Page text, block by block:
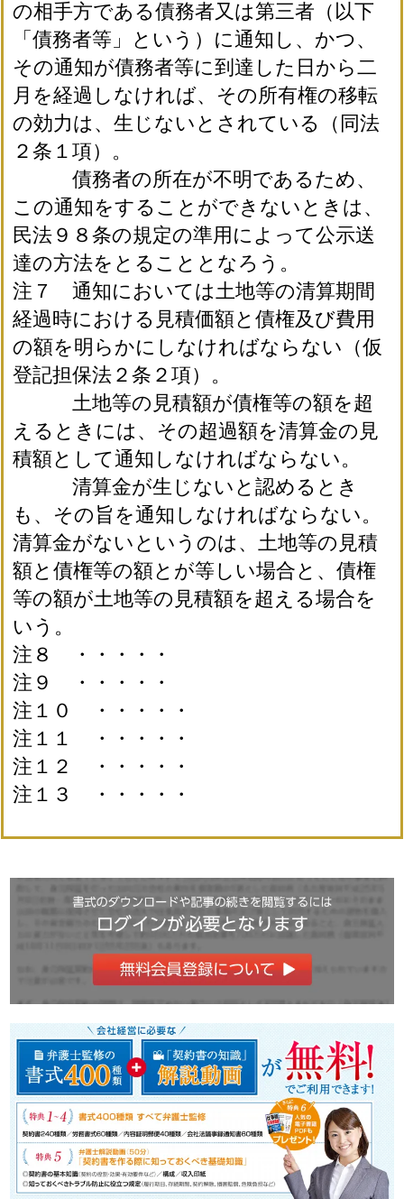
の相手方である債務者又は第三者（以下
「債務者等」という）に通知し、かつ、
その通知が債務者等に到達した日から二
月を経過しなければ、その所有権の移転
の効力は、生じないとされている（同法
２条１項）。
債務者の所在が不明であるため、
この通知をすることができないときは、
民法９８条の規定の準用によって公示送
達の方法をとることとなろう。
注７ 通知においては土地等の清算期間
経過時における見積価額と債権及び費用
の額を明らかにしなければならない（仮
登記担保法２条２項）。
土地等の見積額が債権等の額を超
えるときには、その超過額を清算金の見
積額として通知しなければならない。
清算金が生じないと認めるとき
も、その旨を通知しなければならない。
清算金がないというのは、土地等の見積
額と債権等の額とが等しい場合と、債権
等の額が土地等の見積額を超える場合を
いう。
注８ ・・・・・
注９ ・・・・・
注１０ ・・・・・
注１１ ・・・・・
注１２ ・・・・・
注１３ ・・・・・